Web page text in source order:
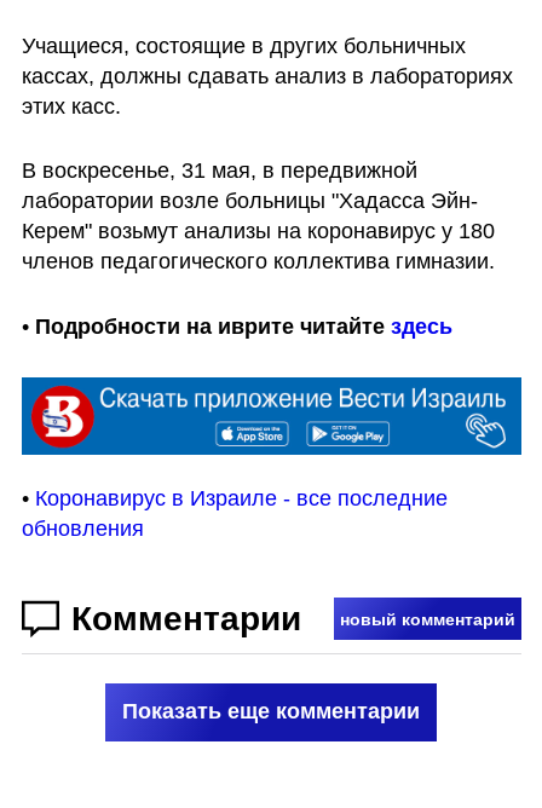
Учащиеся, состоящие в других больничных
кассах, должны сдавать анализ в лабораториях
этих касс.
В воскресенье, 31 мая, в передвижной
лаборатории возле больницы "Хадасса Эйн-
Керем" возьмут анализы на коронавирус у 180
членов педагогического коллектива гимназии.
• Подробности на иврите читайте здесь
• Коронавирус в Израиле - все последние
обновления
Комментарии новый комментарий
Показать еще комментарии